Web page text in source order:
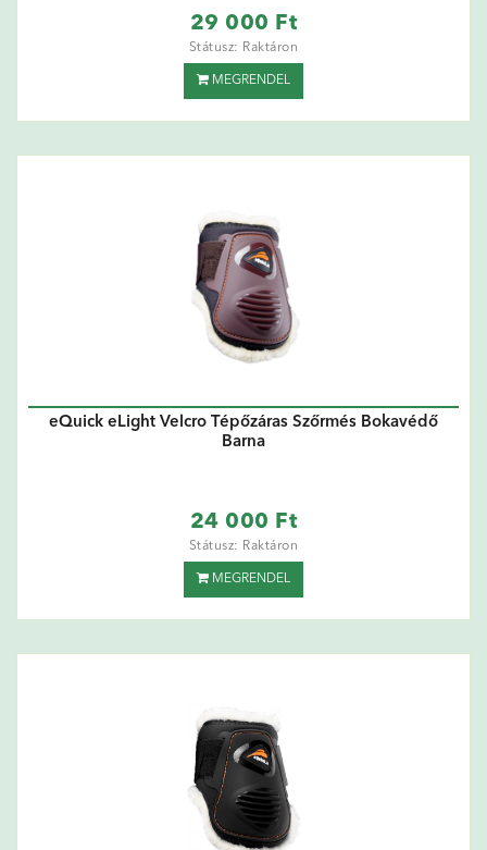
29 000 Ft
Státusz: Raktáron
MEGRENDEL
eQuick eLight Velcro Tépőzáras Szőrmés Bokavédő
Barna
24 000 Ft
Státusz: Raktáron
MEGRENDEL